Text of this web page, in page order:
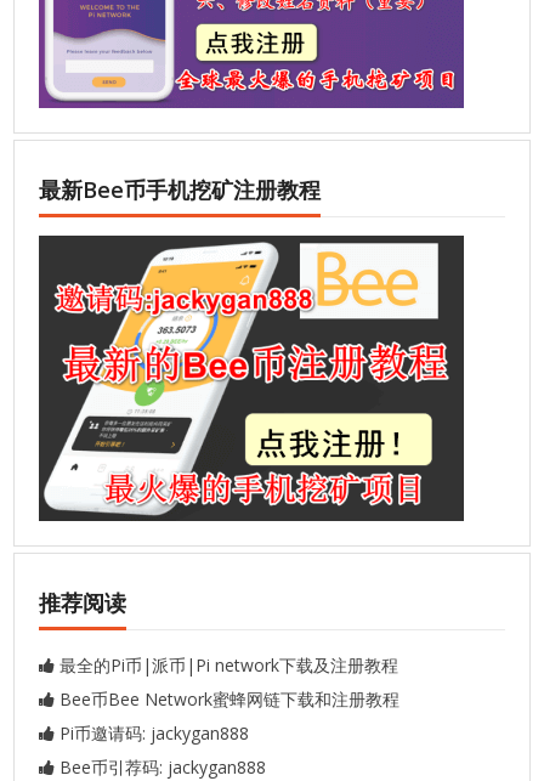
最新Bee币手机挖矿注册教程
推荐阅读
最全的Pi币|派币|Pi network下载及注册教程
Bee币Bee Network蜜蜂网链下载和注册教程
Pi币邀请码: jackygan888
Bee币引荐码: jackygan888